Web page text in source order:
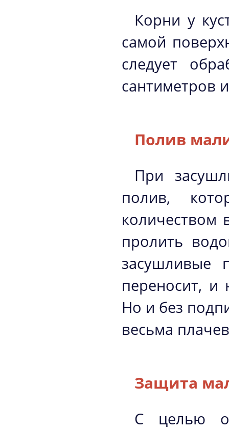
Корни у
самой
следует
сантиметров
Полив
При
полив,
количеством
пролить
засушливые
переносит, и
Но и без
весьма
Защита
С целью